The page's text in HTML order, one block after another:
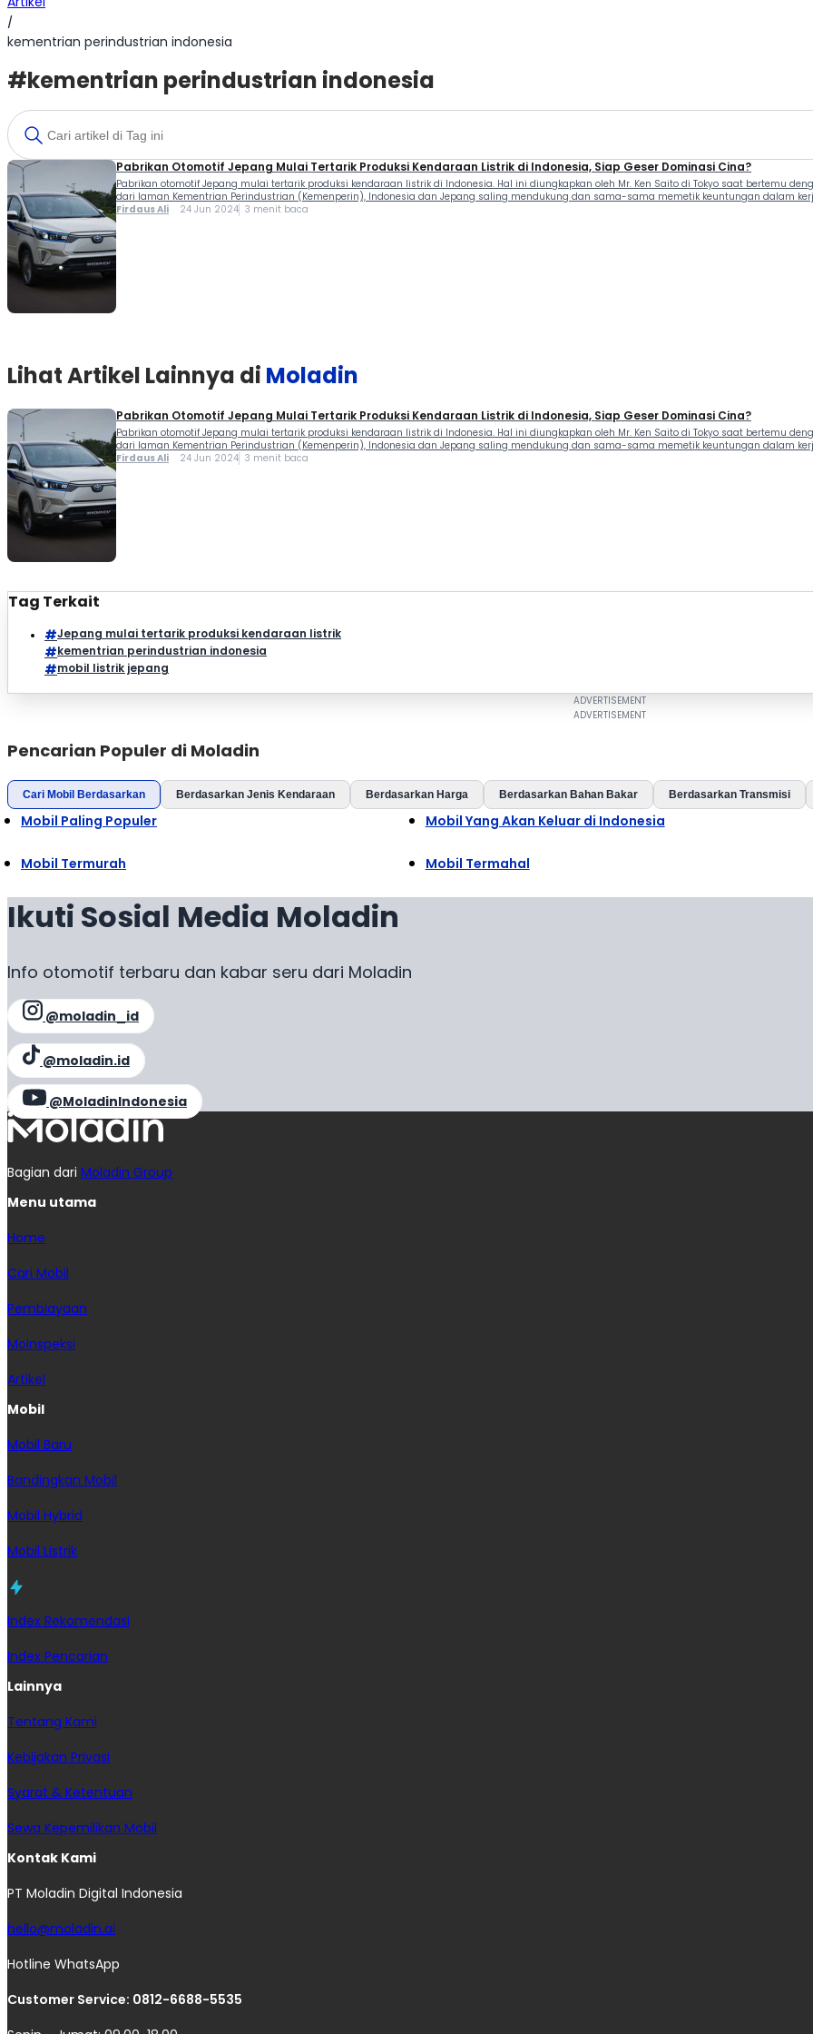
/
kementrian perindustrian indonesia
#kementrian perindustrian indonesia
Pabrikan Otomotif Jepang Mulai Tertarik Produksi Kendaraan Listrik di Indonesia, Siap Geser Dominasi Cina?
Pabrikan otomotif Jepang mulai tertarik produksi kendaraan listrik di Indonesia. Hal ini diungkapkan oleh Mr. Ken Saito di Tokyo saat bertemu
dari laman Kementrian Perindustrian (Kemenperin), Indonesia dan Jepang saling mendukung dan sama-sama memetik keuntungan dalam
Firdaus Ali 24 Jun 2024 3 menit baca
Lihat Artikel Lainnya di Moladin
Pabrikan Otomotif Jepang Mulai Tertarik Produksi Kendaraan Listrik di Indonesia, Siap Geser Dominasi Cina?
Pabrikan otomotif Jepang mulai tertarik produksi kendaraan listrik di Indonesia. Hal ini diungkapkan oleh Mr. Ken Saito di Tokyo saat bertemu
dari laman Kementrian Perindustrian (Kemenperin), Indonesia dan Jepang saling mendukung dan sama-sama memetik keuntungan dalam
Firdaus Ali 24 Jun 2024 3 menit baca
Tag Terkait
Jepang mulai tertarik produksi kendaraan listrik
kementrian perindustrian indonesia
mobil listrik jepang
Pencarian Populer di Moladin
Cari Mobil Berdasarkan Berdasarkan Jenis Kendaraan Berdasarkan Harga Berdasarkan Bahan Bakar Berdasarkan Transmisi
Mobil Paling Populer Mobil Yang Akan Keluar di Indonesia
Mobil Termurah Mobil Termahal
Ikuti Sosial Media Moladin
Info otomotif terbaru dan kabar seru dari Moladin
@moladin_id
@moladin.id
@MoladinIndonesia
Bagian dari Moladin Group
Menu utama
Home
Cari Mobil
Pembiayaan
MoInspeksi
Artikel
Mobil
Mobil Baru
Bandingkan Mobil
Mobil Hybrid
Mobil Listrik
Index Rekomendasi
Index Pencarian
Lainnya
Tentang Kami
Kebijakan Privasi
Syarat & Ketentuan
Sewa Kepemilikan Mobil
Kontak Kami
PT Moladin Digital Indonesia
hello@moladin.ai
Hotline WhatsApp
Customer Service: 0812-6688-5535